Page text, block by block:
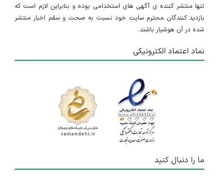
تنها منتشر کننده ی آگهی های استخدامی بوده و بنابراین لازم است که
بازدید کنندگان محترم سایت خود نسبت به صحت و سقم اخبار منتشر
شده در آن هوشیار باشند.
نماد اعتماد الکترونیکی
ما را دنبال کنید